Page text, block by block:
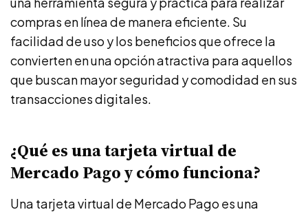
compras en línea de manera eficiente. Su
facilidad de uso y los beneficios que ofrece la
convierten en una opción atractiva para aquellos
que buscan mayor seguridad y comodidad en sus
transacciones digitales.
¿Qué es una tarjeta virtual de
Mercado Pago y cómo funciona?
Una tarjeta virtual de Mercado Pago es una